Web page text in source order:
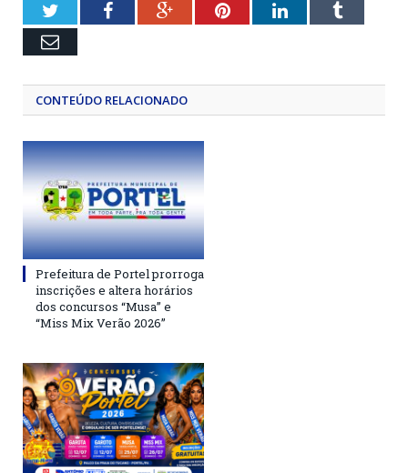
TwitterFacebookGoogle+PinterestLinkedInTumblr
Email
CONTEÚDO RELACIONADO
Prefeitura de Portel prorroga
inscrições e altera horários
dos concursos “Musa” e
“Miss Mix Verão 2026”